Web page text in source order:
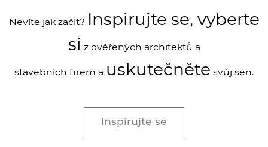
Nevíte jak začít? Inspirujte se, vyberte
si z ověřených architektů a
stavebních firem a uskutečněte svůj sen.
Inspirujte se